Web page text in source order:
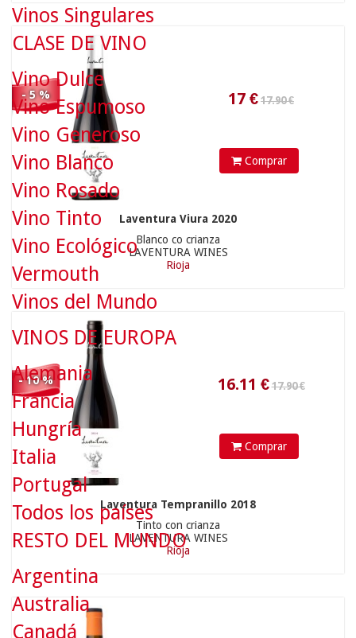
- 5 %
Comprar
Laventura Viura 2020
Blanco co crianza
LAVENTURA WINES
Rioja
- 10 %
Comprar
Laventura Tempranillo 2018
Tinto con crianza
LAVENTURA WINES
Rioja
17.48
Vinos Singulares
CLASE DE VINO
Vino Dulce
Vino Espumoso
Vino Generoso
Vino Blanco
Vino Rosado
Vino Tinto
Vino Ecológico
Vermouth
Vinos del Mundo
VINOS DE EUROPA
Alemania
Francia
Hungría
Italia
Portugal
Todos los países
RESTO DEL MUNDO
Argentina
Australia
Canadá